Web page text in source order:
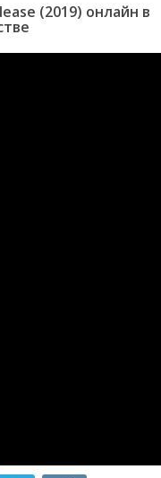
(2019) онлайн в